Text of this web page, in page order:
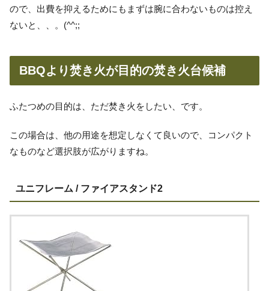
ので、出費を抑えるためにもまずは腕に合わないものは控え
ないと、、。(^^;;
BBQより焚き火が目的の焚き火台候補
ふたつめの目的は、ただ焚き火をしたい、です。
この場合は、他の用途を想定しなくて良いので、コンパクト
なものなど選択肢が広がりますね。
ユニフレーム / ファイアスタンド2